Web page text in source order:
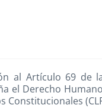
al Artículo 69 de
el Derecho
Constitucionales